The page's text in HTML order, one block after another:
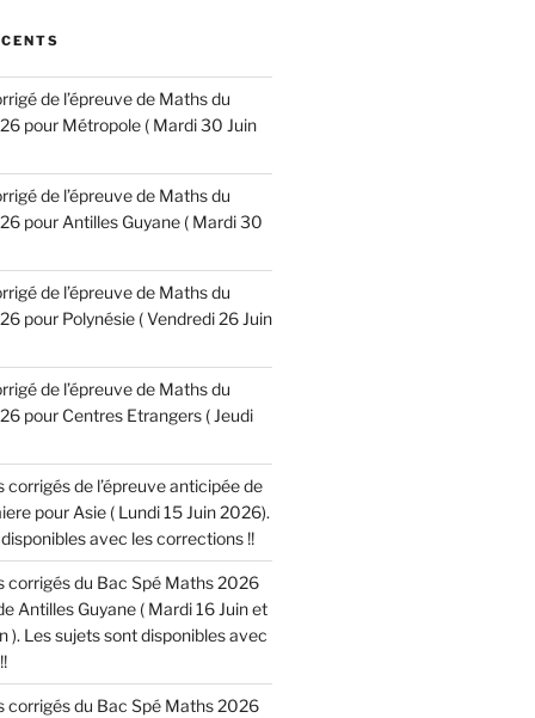
de l’épreuve de Maths du
pour Métropole ( Mardi 30 Juin
de l’épreuve de Maths du
pour Antilles Guyane ( Mardi 30
de l’épreuve de Maths du
pour Polynésie ( Vendredi 26 Juin
de l’épreuve de Maths du
pour Centres Etrangers ( Jeudi
corrigés de l’épreuve anticipée de
pour Asie ( Lundi 15 Juin 2026).
avec les corrections !!
corrigés du Bac Spé Maths 2026
Antilles Guyane ( Mardi 16 Juin et
). Les sujets sont disponibles avec
corrigés du Bac Spé Maths 2026